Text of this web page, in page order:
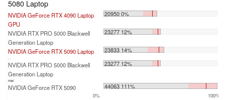
5080 Laptop
NVIDIA GeForce RTX 4090 Laptop
GPU
20950 0%
NVIDIA RTX PRO 5000 Blackwell
Generation Laptop
23277 12%
NVIDIA GeForce RTX 5090 Laptop 23833 14%
...
NVIDIA RTX PRO 5000 Blackwell
Generation Laptop
23277 12%
max:
NVIDIA GeForce RTX 5090 44063 111%
0% 100%